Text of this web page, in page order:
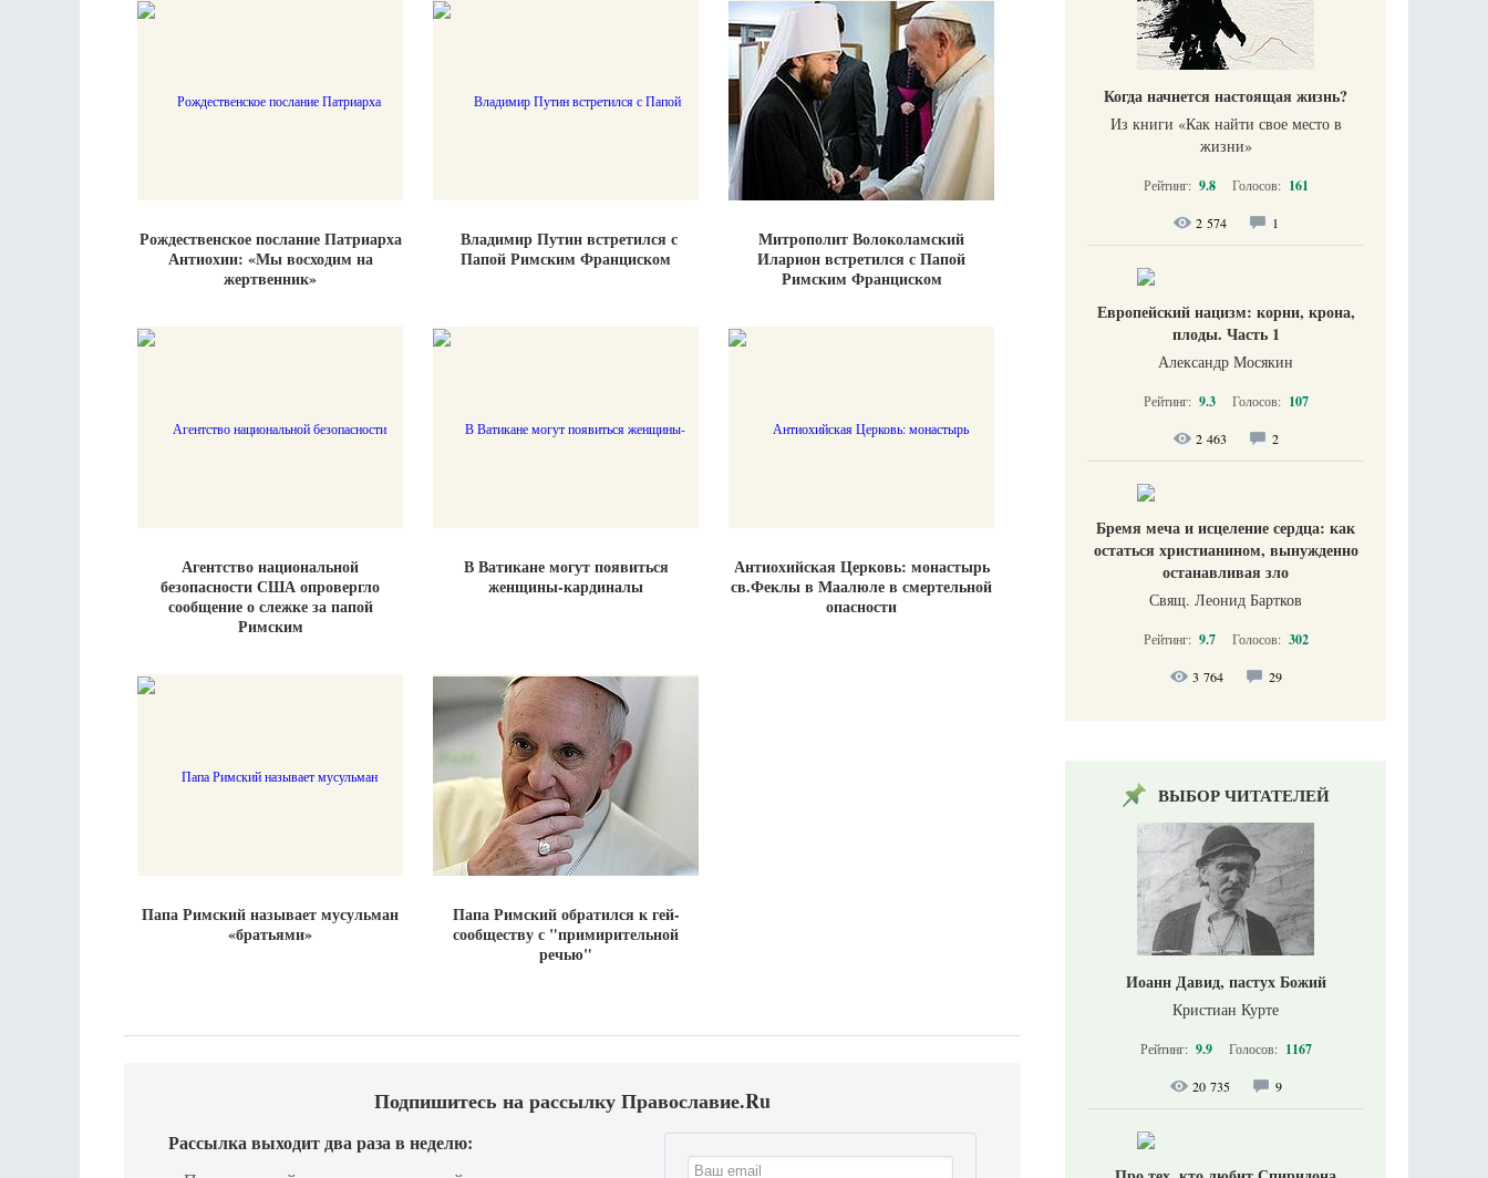
Рождественское послание Патриарха
Антиохии: «Мы восходим на
жертвенник»
Владимир Путин встретился с
Папой Римским Франциском
Митрополит Волоколамский
Иларион встретился с Папой
Римским Франциском
Агентство национальной
безопасности США опровергло
сообщение о слежке за папой
Римским
В Ватикане могут появиться
женщины-кардиналы
Антиохийская Церковь: монастырь
св.Феклы в Маалюле в смертельной
опасности
Папа Римский называет мусульман
«братьями»
Папа Римский обратился к гей-
сообществу с "примирительной
речью"
Подпишитесь на рассылку Православие.Ru
Рассылка выходит два раза в неделю:
Когда начнется настоящая жизнь?
Из книги «Как найти свое место в
жизни​»
Рейтинг: 9.8 Голосов: 161
2 574 1
Европейский нацизм: корни, крона,
плоды. Часть 1
Александр Мосякин
Рейтинг: 9.3 Голосов: 107
2 463 2
Бремя меча и исцеление сердца: как
остаться христианином, вынужденно
останавливая зло
Свящ. Леонид Бартков
Рейтинг: 9.7 Голосов: 302
3 764 29
ВЫБОР ЧИТАТЕЛЕЙ
Иоанн Давид, пастух Божий
Кристиан Курте
Рейтинг: 9.9 Голосов: 1167
20 735 9